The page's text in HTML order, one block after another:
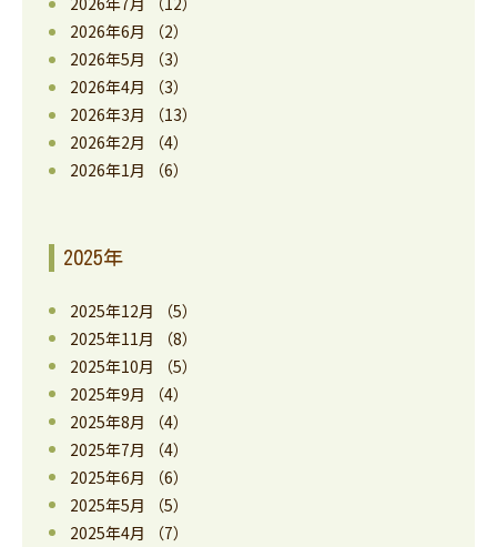
2026年6月
（2）
2026年5月
（3）
2026年4月
（3）
2026年3月
（13）
2026年2月
（4）
2026年1月
（6）
2025年
2025年12月
（5）
2025年11月
（8）
2025年10月
（5）
2025年9月
（4）
2025年8月
（4）
2025年7月
（4）
2025年6月
（6）
2025年5月
（5）
2025年4月
（7）